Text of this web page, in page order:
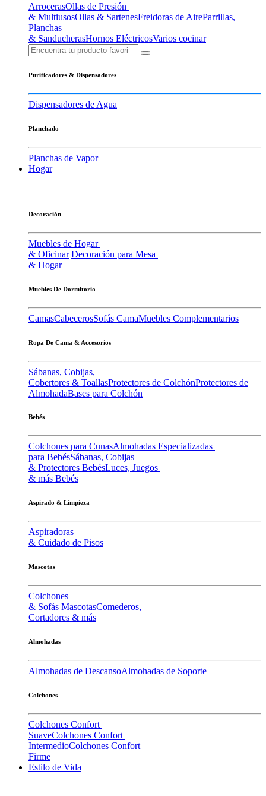
ArrocerasOllas de Presión
& MultiusosOllas & SartenesFreidoras de AireParrillas,
Planchas
& SanducherasHornos EléctricosVarios cocinar
Purificadores & Dispensadores
Dispensadores de Agua
Planchado
Planchas de Vapor
Hogar
Decoración
Muebles de Hogar
& Oficinar Decoración para Mesa
& Hogar
Muebles De Dormitorio
CamasCabecerosSofás CamaMuebles Complementarios
Ropa De Cama & Accesorios
Sábanas, Cobijas,
Cobertores & ToallasProtectores de ColchónProtectores de
AlmohadaBases para Colchón
Bebés
Colchones para CunasAlmohadas Especializadas
para BebésSábanas, Cobijas
& Protectores BebésLuces, Juegos
& más Bebés
Aspirado & Limpieza
Aspiradoras
& Cuidado de Pisos
Mascotas
Colchones
& Sofás MascotasComederos,
Cortadores & más
Almohadas
Almohadas de DescansoAlmohadas de Soporte
Colchones
Colchones Confort
SuaveColchones Confort
IntermedioColchones Confort
Firme
Estilo de Vida